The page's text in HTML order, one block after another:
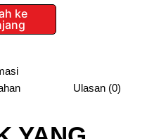
ke
Ulasan (0)